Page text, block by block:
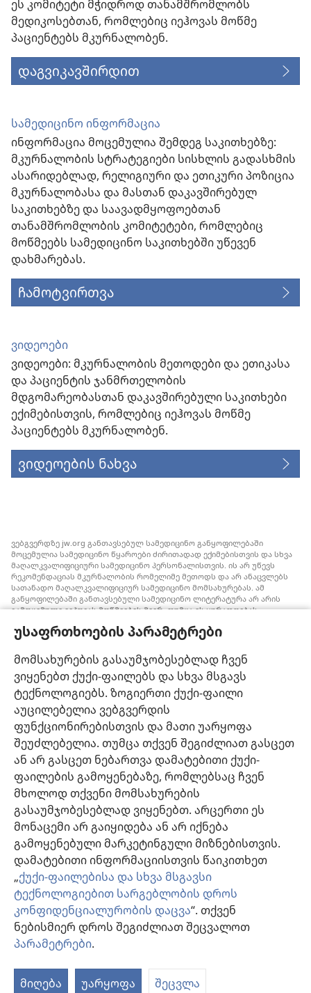
უსაფრთხოების პარამეტრები
მომსახურების გასაუმჯობესებლად ჩვენ
ვიყენებთ ქუქი-ფაილებს და სხვა მსგავს
ტექნოლოგიებს. ზოგიერთი ქუქი-ფაილი
აუცილებელია ვებგვერდის
ფუნქციონირებისთვის და მათი უარყოფა
შეუძლებელია. თუმცა თქვენ შეგიძლიათ გასცეთ
ან არ გასცეთ ნებართვა დამატებითი ქუქი-
ფაილების გამოყენებაზე, რომლებსაც ჩვენ
მხოლოდ თქვენი მომსახურების
გასაუმჯობესებლად ვიყენებთ. არცერთი ეს
მონაცემი არ გაიყიდება ან არ იქნება
გამოყენებული მარკეტინგული მიზნებისთვის.
დამატებითი ინფორმაციისთვის წაიკითხეთ
„ქუქი-ფაილებისა და სხვა მსგავსი
ტექნოლოგიებით სარგებლობის დროს
კონფიდენციალურობის დაცვა“. თქვენ
ნებისმიერ დროს შეგიძლიათ შეცვალოთ
პარამეტრები.
მიღება უარყოფა შეცვლა
ეს კომიტეტი მჭიდროდ თანამშრომლობს
მედიკოსებთან, რომლებიც იეჰოვას მოწმე
პაციენტებს მკურნალობენ.
დაგვიკავშირდით
სამედიცინო ინფორმაცია
ინფორმაცია მოცემულია შემდეგ საკითხებზე:
მკურნალობის სტრატეგიები სისხლის გადასხმის
ასარიდებლად, რელიგიური და ეთიკური პოზიცია
მკურნალობასა და მასთან დაკავშირებულ
საკითხებზე და საავადმყოფოებთან
თანამშრომლობის კომიტეტები, რომლებიც
მოწმეებს სამედიცინო საკითხებში უწევენ
დახმარებას.
ჩამოტვირთვა
ვიდეოები
ვიდეოები: მკურნალობის მეთოდები და ეთიკასა
და პაციენტის ჯანმრთელობის
მდგომარეობასთან დაკავშირებული საკითხები
ექიმებისთვის, რომლებიც იეჰოვას მოწმე
პაციენტებს მკურნალობენ.
ვიდეოების ნახვა
ვებგვერდზე jw.org განთავსებულ სამედიცინო განყოფილებაში
მოცემულია სამედიცინო წყაროები ძირითადად ექიმებისთვის და სხვა
მაღალკვალიფიციური სამედიცინო პერსონალისთვის. ის არ უწევს
რეკომენდაციას მკურნალობის რომელიმე მეთოდს და არ ანაცვლებს
სათანადო მაღალკვალიფიციურ სამედიცინო მომსახურებას. ამ
განყოფილებაში განთავსებული სამედიცინო ლიტერატურა არ არის
გამოცემული იეჰოვას მოწმეების მიერ, თუმცა ის ყურადღებას
რომელიც შესაძლოა ყურადსაღები იყოს. თითოეული მედიკოსი
ვალდებულია, ინფორმირებული იყოს მედიცინაში არსებული
მიღწევების თაობაზე, რათა მკურნალობის ის მეთოდი შესთავაზოს
პაციენტს, რომელიც მისი ჯანმრთელობის მდგომარეობას საუკეთესოდ
შეესაბამება და არ ეწინააღმდეგება პაციენტის სურვილს,
ფასეულობებსა და მრწამსს. აქ მოცემული მკურნალობის მეთოდები
გამოიყენება ინდივიდუალურად, პაციენტის საჭიროებების
გათვალისწინებით.
პაციენტებისთვის: ყოველთვის მიმართეთ თქვენს ექიმს ან სხვა
მაღალკვალიფიციურ სამედიცინო პერსონალს, როდესაც
ჯანმრთელობის პრობლემები გექმნებათ ან საჭიროებთ მკურნალობას.
მიმართეთ ექიმს, თუ ფიქრობთ, რომ რაღაც გაწუხებთ.
ვებგვერდით სარგებლობა შესაძლებელიადადგენილი წესების
ფარგლებში.
დიზაინის კონფიგურაცია
Copyright© 2026 Watch Tower Bible and Tract Society of Pennsylvania.
ᲡᲐᲠᲒᲔᲑᲚᲝᲑᲘᲡ ᲬᲔᲡᲔᲑᲘ
|ᲣᲡᲐᲤᲠᲗᲮᲝᲔᲑᲘᲡ ᲞᲐᲠᲐᲛᲔᲢᲠᲔᲑᲘ